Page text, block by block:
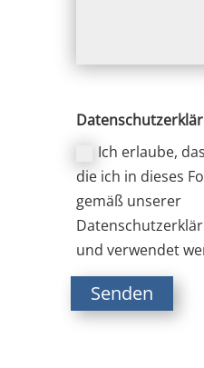
Ich erlaube,
die ich in dieses
gemäß unserer
und verwendet
Senden